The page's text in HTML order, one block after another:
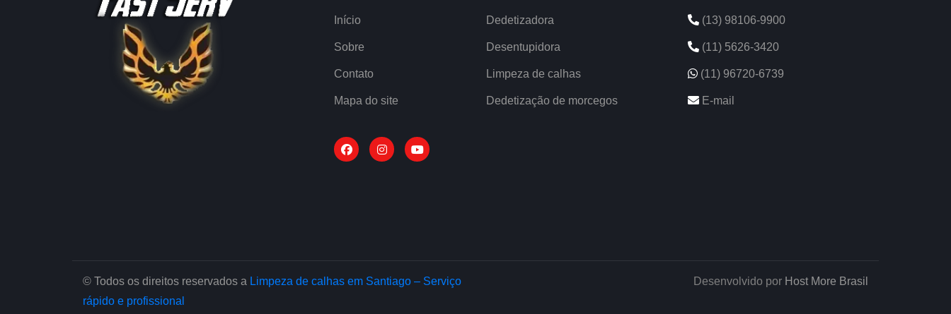
Início
Sobre
Contato
Mapa do site
Dedetizadora
Desentupidora
Limpeza de calhas
Dedetização de morcegos
(13) 98106-9900
(11) 5626-3420
(11) 96720-6739
E-mail
© Todos os direitos reservados a Limpeza de calhas em Santiago – Serviço
rápido e profissional
Desenvolvido por Host More Brasil